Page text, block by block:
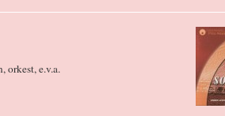
orkest, e.v.a.